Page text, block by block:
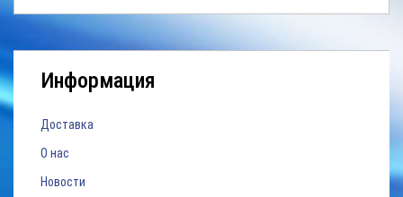
изображение с реальным
Информация
Доставка
О нас
Новости